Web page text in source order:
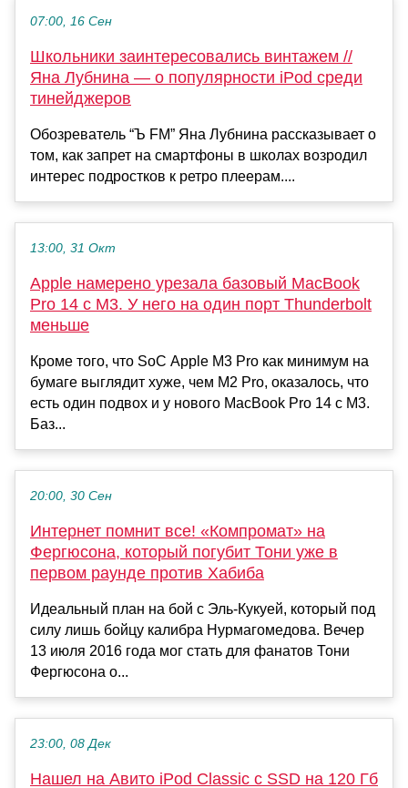
07:00, 16 Сен
Школьники заинтересовались винтажем //
Яна Лубнина — о популярности iPod среди
тинейджеров
Обозреватель “Ъ FM” Яна Лубнина рассказывает о
том, как запрет на смартфоны в школах возродил
интерес подростков к ретро плеерам....
13:00, 31 Окт
Apple намерено урезала базовый MacBook
Pro 14 с M3. У него на один порт Thunderbolt
меньше
Кроме того, что SoC Apple M3 Pro как минимум на
бумаге выглядит хуже, чем M2 Pro, оказалось, что
есть один подвох и у нового MacBook Pro 14 с M3.
Баз...
20:00, 30 Сен
Интернет помнит все! «Компромат» на
Фергюсона, который погубит Тони уже в
первом раунде против Хабиба
Идеальный план на бой с Эль-Кукуей, который под
силу лишь бойцу калибра Нурмагомедова. Вечер
13 июля 2016 года мог стать для фанатов Тони
Фергюсона о...
23:00, 08 Дек
Нашел на Авито iPod Classic с SSD на 120 Гб